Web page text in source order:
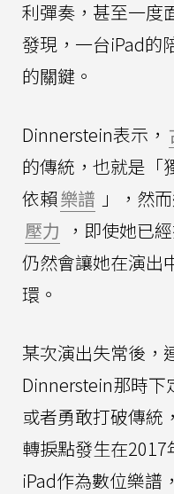
利彈奏，甚至一度
發現，一台iPad的
的關鍵。
Dinnerstein表示，
的傳統，也就是「
依賴樂譜 」，然
壓力 ，即使她已
仍然會讓她在演出
環。
某次演出失常後，
Dinnerstein那時下
或者勇敢打破傳統
轉捩點發生在
iPad作為數位樂譜